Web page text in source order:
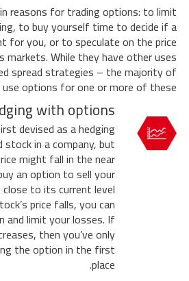
reasons for trading options: to limit
to buy yourself time to decide if a
for you, or to speculate on the price
While they have other uses
spread strategies – the majority of
options for one or more of these.
with options
devised as a hedging
in a company, but
might fall in the near
an option to sell your
to its current level
price falls, you can
and limit your losses. If
then you’ve only
the option in the first
place.